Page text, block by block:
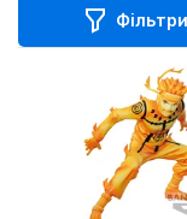
Фільтри